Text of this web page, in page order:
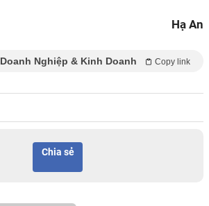
Hạ An
Doanh Nghiệp & Kinh Doanh Copy link
Chia sẻ